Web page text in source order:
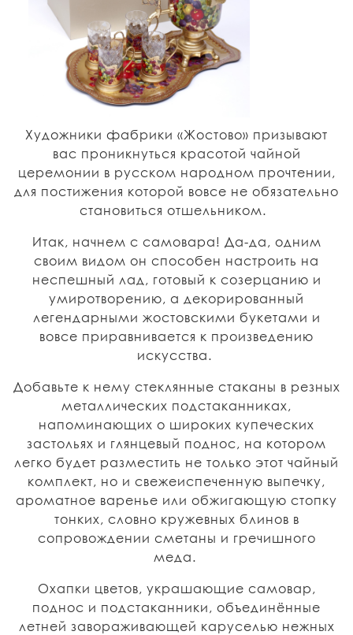
Художники фабрики «Жостово» призывают
вас проникнуться красотой чайной
церемонии в русском народном прочтении,
для постижения которой вовсе не обязательно
становиться отшельником.
Итак, начнем с самовара! Да-да, одним
своим видом он способен настроить на
неспешный лад, готовый к созерцанию и
умиротворению, а декорированный
легендарными жостовскими букетами и
вовсе приравнивается к произведению
искусства.
Добавьте к нему стеклянные стаканы в резных
металлических подстаканниках,
напоминающих о широких купеческих
застольях и глянцевый поднос, на котором
легко будет разместить не только этот чайный
комплект, но и свежеиспеченную выпечку,
ароматное варенье или обжигающую стопку
тонких, словно кружевных блинов в
сопровождении сметаны и гречишного
меда.
Охапки цветов, украшающие самовар,
поднос и подстаканники, объединённые
летней завораживающей каруселью нежных